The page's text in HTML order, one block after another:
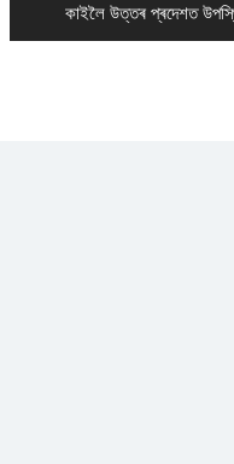
Next
post:
কাইলৈ উত্তৰ প্ৰদেশত